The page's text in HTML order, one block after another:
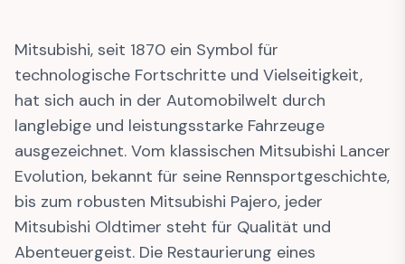
Mitsubishi, seit 1870 ein Symbol für
technologische Fortschritte und Vielseitigkeit,
hat sich auch in der Automobilwelt durch
langlebige und leistungsstarke Fahrzeuge
ausgezeichnet. Vom klassischen Mitsubishi Lancer
Evolution, bekannt für seine Rennsportgeschichte,
bis zum robusten Mitsubishi Pajero, jeder
Mitsubishi Oldtimer steht für Qualität und
Abenteuergeist. Die Restaurierung eines